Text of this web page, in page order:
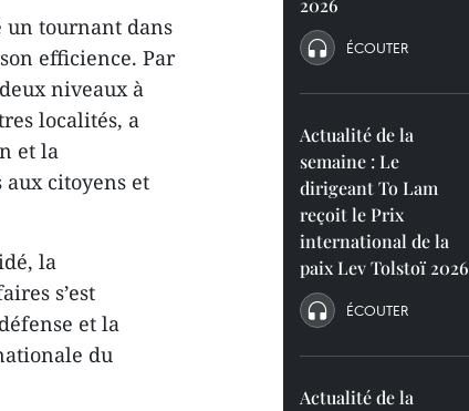
un tournant dans
efficience. Par
niveaux à
localités, a
et la
citoyens et
la
s’est
et la
du
2026
ÉCOUTER
Actualité de la
semaine : Le
dirigeant To Lam
reçoit le Prix
international de la
paix Lev Tolstoï 2026
ÉCOUTER
Actualité de la